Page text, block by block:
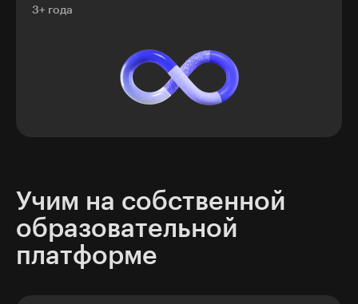
3+ года
Учим на собственной
образовательной
платформе